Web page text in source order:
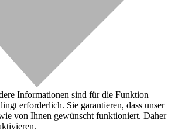
Informationen sind für die Funktion
erforderlich. Sie garantieren, dass unser
von Ihnen gewünscht funktioniert. Daher